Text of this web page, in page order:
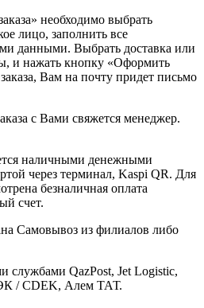
необходимо выбрать
лицо, заполнить все
данными. Выбрать доставка или
и нажать кнопку «Оформить
Вам на почту придет письмо
с Вами свяжется менеджер.
наличными денежными
через терминал, Kaspi QR. Для
безналичная оплата
счет.
Самовывоз из филиалов либо
службами QazPost, Jet Logistic,
/ CDEK, Алем ТАТ.